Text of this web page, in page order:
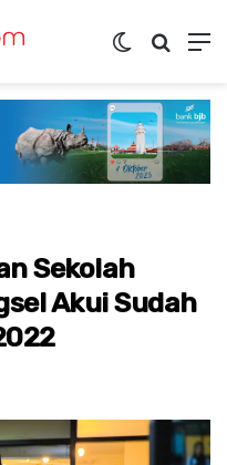
Switch skin
Sekolah
Akui Sudah